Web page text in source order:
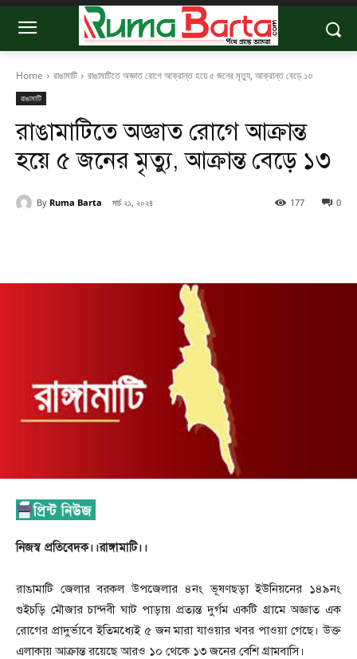
Home রাঙামাটি রাঙামাটিতে অজ্ঞাত রোগে আক্রান্ত হয়ে ৫ জনের মৃত্যু, আক্রান্ত বেড়ে ১৩
রাঙামাটি
রাঙামাটিতে অজ্ঞাত রোগে আক্রান্ত
হয়ে ৫ জনের মৃত্যু, আক্রান্ত বেড়ে ১৩
By Ruma Barta মার্চ ২১, ২০২৪ 0
177
নিজস্ব প্রতিবেদক।।রাঙ্গামাটি।।
রাঙামাটি জেলার বরকল উপজেলার ৪নং ভূষণছড়া ইউনিয়নের ১৪৯নং
গুইচড়ি মৌজার চান্দবী ঘাট পাড়ায় প্রত্যন্ত দুর্গম একটি গ্রামে অজ্ঞাত এক
রোগের প্রাদুর্ভাবে ইতিমধ্যেই ৫ জন মারা যাওয়ার খবর পাওয়া গেছে। উক্ত
এলাকায় আক্রান্ত রয়েছে আরও ১০ থেকে ১৩ জনের বেশি গ্রামবাসি।